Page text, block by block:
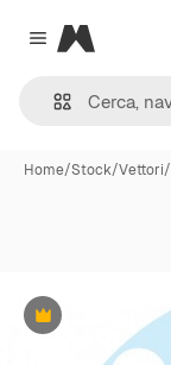
Close menu
Magnific
Home/Stock/Vettori/
Premium